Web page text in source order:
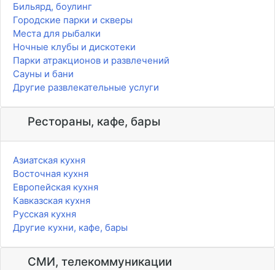
Бильярд, боулинг
Городские парки и скверы
Места для рыбалки
Ночные клубы и дискотеки
Парки атракционов и развлечений
Сауны и бани
Другие развлекательные услуги
Рестораны, кафе, бары
Азиатская кухня
Восточная кухня
Европейская кухня
Кавказская кухня
Русская кухня
Другие кухни, кафе, бары
СМИ, телекоммуникации